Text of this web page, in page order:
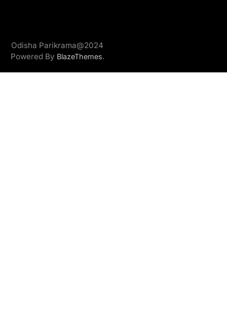
Odisha Parikrama@2024
Powered By BlazeThemes.